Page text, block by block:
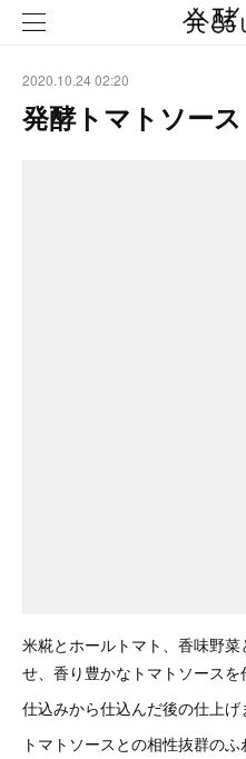
2020.10.24 02:20
発酵トマトソース
米糀とホールトマト、香味野
せ、香り豊かなトマトソースを
仕込みから仕込んだ後の仕上げ
トマトソースとの相性抜群の